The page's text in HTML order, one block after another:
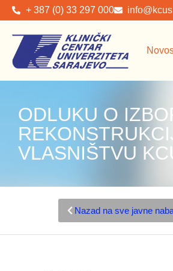
+ 387 (0) 33 297 000
ODLUKU O
VLASNIŠTVU
Nazad na sve javne